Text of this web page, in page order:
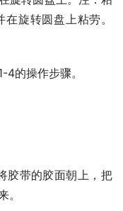
旋转圆盘上粘劳。
4的操作步骤。
来。